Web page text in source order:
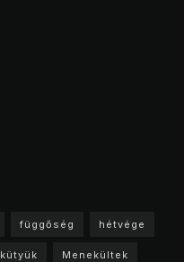
függőség hétvége
kütyük Menekültek